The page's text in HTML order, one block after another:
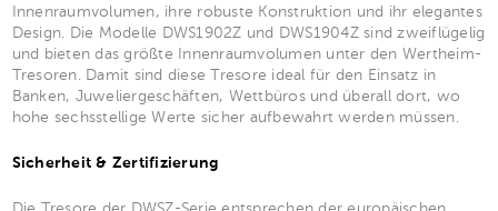
Innenraumvolumen, ihre robuste Konstruktion und ihr elegantes
Design. Die Modelle DWS1902Z und DWS1904Z sind zweiflügelig
und bieten das größte Innenraumvolumen unter den Wertheim-
Tresoren. Damit sind diese Tresore ideal für den Einsatz in
Banken, Juweliergeschäften, Wettbüros und überall dort, wo
hohe sechsstellige Werte sicher aufbewahrt werden müssen.
Sicherheit & Zertifizierung